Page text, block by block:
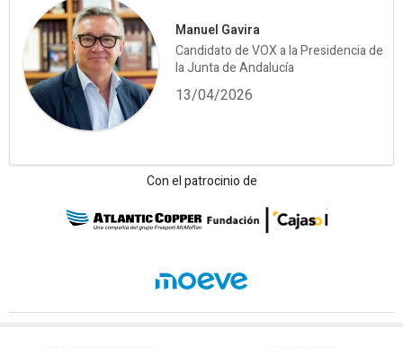
Manuel Gavira
Candidato de VOX a la Presidencia de
la Junta de Andalucía
13/04/2026
Con el patrocinio de